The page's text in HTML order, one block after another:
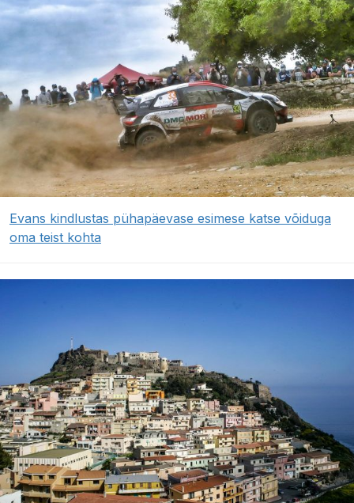
Evans kindlustas pühapäevase esimese katse võiduga
oma teist kohta